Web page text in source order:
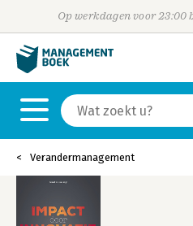
Op werkdagen voor 23:00
Verandermanagement